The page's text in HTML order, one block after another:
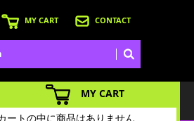
MY CART CONTACT
MY CART
ートの中に商品はありません